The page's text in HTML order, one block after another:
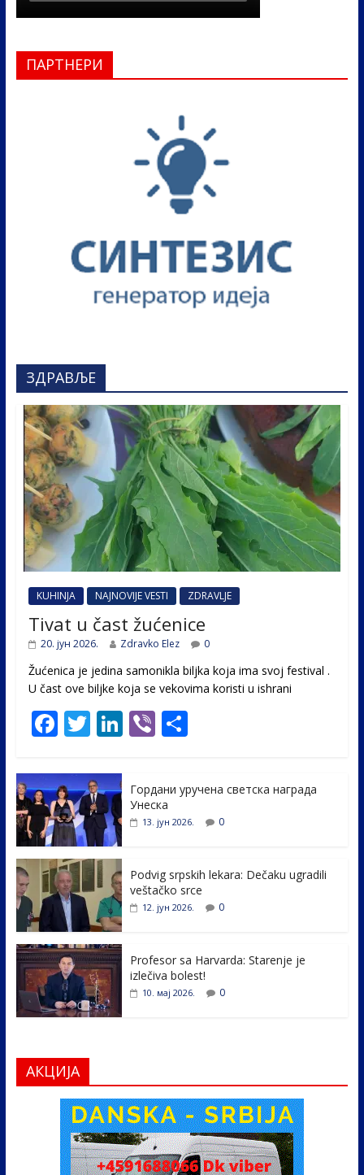
ПАРТНЕРИ
ЗДРАВЉЕ
KUHINJA NAJNOVIJE VESTI ZDRAVLJE
Tivat u čast žućenice
20. јун 2026. Zdravko Elez 0
Žućenica je jedina samonikla biljka koja ima svoj festival .
U čast ovе biljke koja se vekovima koristi u ishrani
F
e
b
o
o
k
T
itt
er
Li
e
dI
Vi S
e
Гордани уручена светска награда
Унеска
13. јун 2026. 0
Podvig srpskih lekara: Dečaku ugradili
veštačko srce
12. јун 2026. 0
Profesor sa Harvarda: Starenje je
izlečiva bolest!
10. мај 2026. 0
АКЦИЈА